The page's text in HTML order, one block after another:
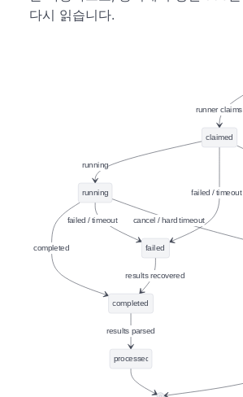
다시 읽습니다.
runner claims
running
failed / timeout
completed
failed / timeout cancel / hard timeout
results recovered
results parsed
claimed
running
failed
completed
processed